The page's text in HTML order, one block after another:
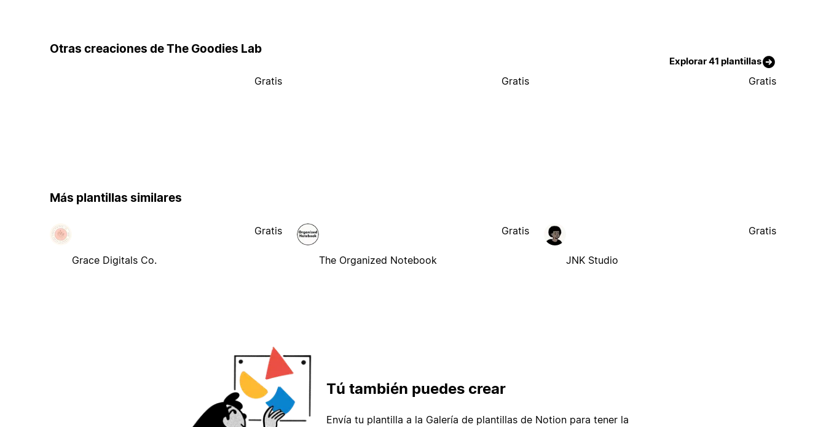
Otras creaciones de The Goodies Lab
Explorar 41 plantillas
Gratis Gratis Gratis
Más plantillas similares
Grace Digitals Co.
Gratis
The Organized Notebook
Gratis
JNK Studio
Gratis
Tú también puedes crear
Envía tu plantilla a la Galería de plantillas de Notion para tener la